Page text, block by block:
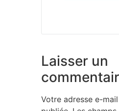
Laisser un
Votre adresse e-